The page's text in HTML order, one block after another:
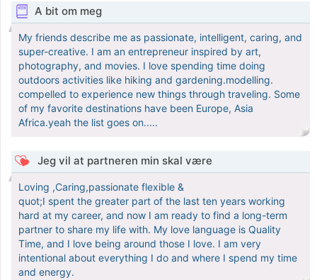
A bit om meg
My friends describe me as passionate, intelligent, caring, and
super-creative. I am an entrepreneur inspired by art,
photography, and movies. I love spending time doing
outdoors activities like hiking and gardening.modelling.
compelled to experience new things through traveling. Some
of my favorite destinations have been Europe, Asia
Africa.yeah the list goes on.....
Jeg vil at partneren min skal være
Loving ,Caring,passionate flexible &
quot;I spent the greater part of the last ten years working
hard at my career, and now I am ready to find a long-term
partner to share my life with. My love language is Quality
Time, and I love being around those I love. I am very
intentional about everything I do and where I spend my time
and energy.